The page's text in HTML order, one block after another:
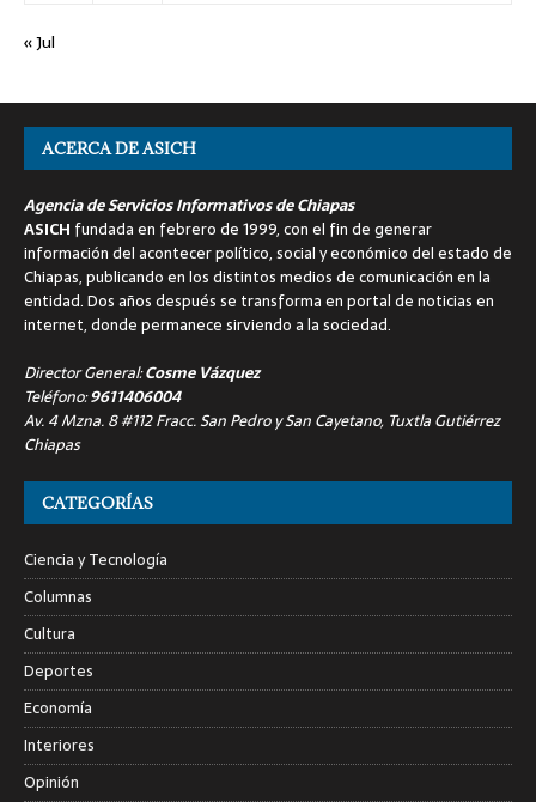
« Jul
ACERCA DE ASICH
Agencia de Servicios Informativos de Chiapas
ASICH fundada en febrero de 1999, con el fin de generar
información del acontecer político, social y económico del estado de
Chiapas, publicando en los distintos medios de comunicación en la
entidad. Dos años después se transforma en portal de noticias en
internet, donde permanece sirviendo a la sociedad.
Director General:Cosme Vázquez
Teléfono:9611406004
Av. 4 Mzna. 8 #112 Fracc. San Pedro y San Cayetano, Tuxtla Gutiérrez
Chiapas
CATEGORÍAS
Ciencia y Tecnología
Columnas
Cultura
Deportes
Economía
Interiores
Opinión